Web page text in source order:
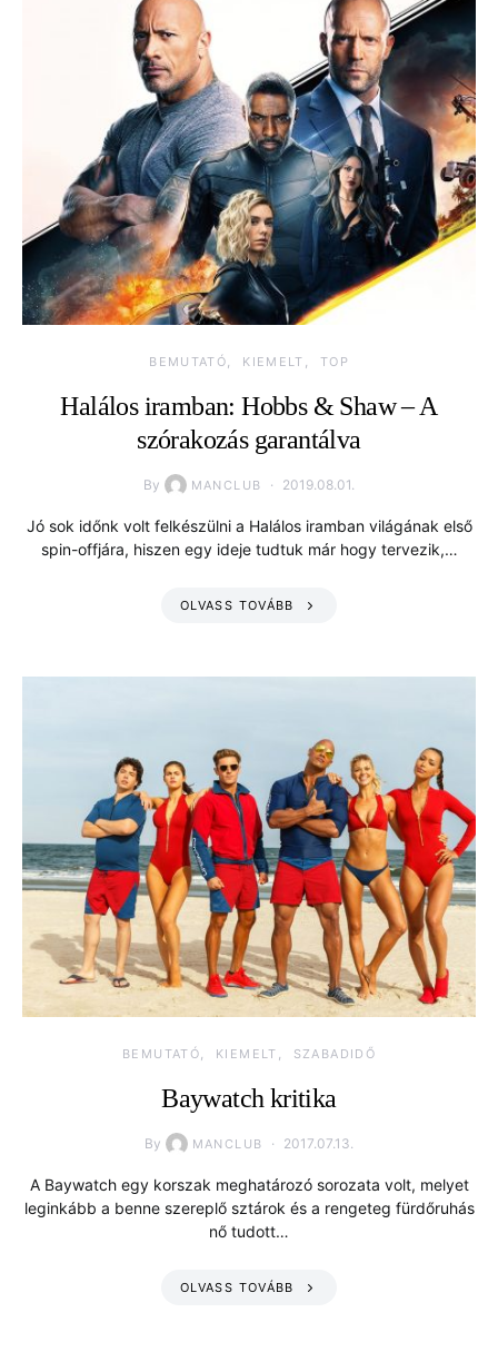
BEMUTATÓ KIEMELT TOP
Halálos iramban: Hobbs & Shaw – A
szórakozás garantálva
By MANCLUB 2019.08.01.
Jó sok időnk volt felkészülni a Halálos iramban világának első
spin-offjára, hiszen egy ideje tudtuk már hogy tervezik,…
OLVASS TOVÁBB
BEMUTATÓ KIEMELT SZABADIDŐ
Baywatch kritika
By MANCLUB 2017.07.13.
A Baywatch egy korszak meghatározó sorozata volt, melyet
leginkább a benne szereplő sztárok és a rengeteg fürdőruhás
nő tudott…
OLVASS TOVÁBB